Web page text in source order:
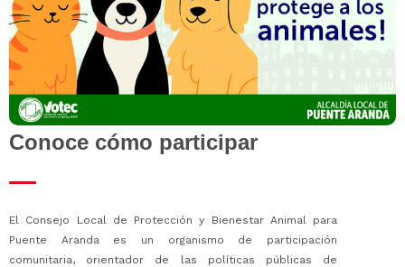
Conoce cómo participar
El Consejo Local de Protección y Bienestar Animal para
Puente Aranda es un organismo de participación
comunitaria, orientador de las políticas públicas de